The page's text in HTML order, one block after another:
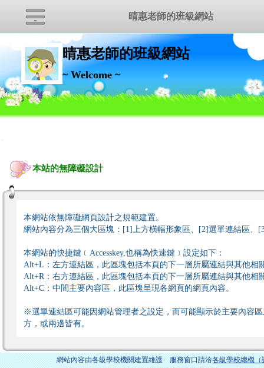
晴惠老師的班級網站
~ Welcome ~
:::
本站的無障礙設計
本網站依無障礙網頁設計之規範建置。
網站內容分為三個大區塊：[1]上方橫幅形象區、[2]選單連結區、
本網站的快捷鍵﹝Accesskey,也稱為快速鍵﹞設定如下：
Alt+L：左方連結區，此區塊包括本頁的下一層所屬連結與其他相
Alt+R：右方連結區，此區塊包括本頁的下一層所屬連結與其他相
Alt+C：中間主要內容區，此區塊呈現各網頁的網頁內容。
※選單連結區可能因網站管理者之設定，而可能顯示於主要內容
方，或兩邊皆有。
網站內容由各級學校機關建置維護 服務窗口請洽各級學校總機（
晴惠老師的班級網站